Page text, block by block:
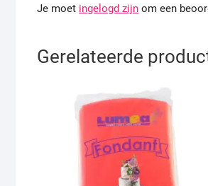
Je moet ingelogd zijn om een
Gerelateerde